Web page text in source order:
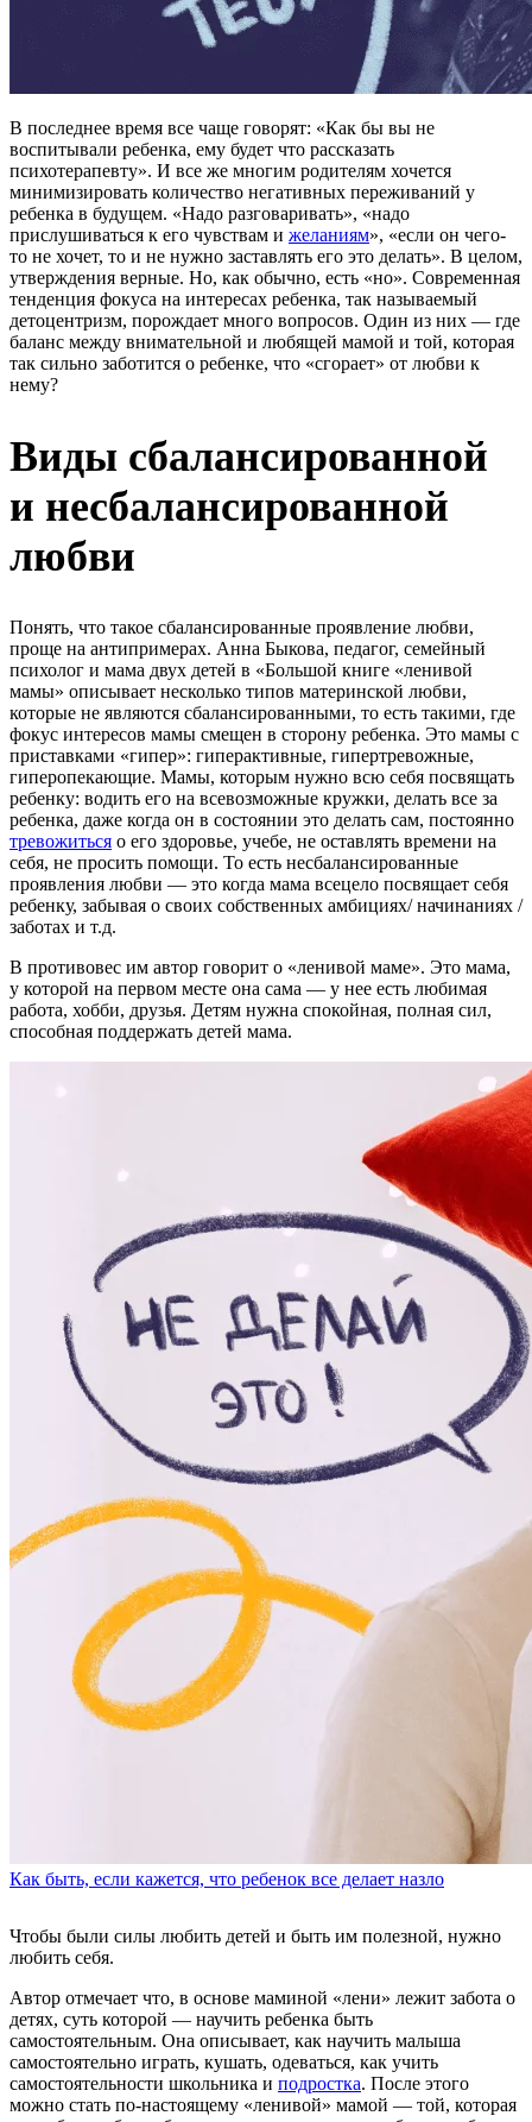
В последнее время все чаще говорят: «Как бы вы не
воспитывали ребенка, ему будет что рассказать
психотерапевту». И все же многим родителям хочется
минимизировать количество негативных переживаний у
ребенка в будущем. «Надо разговаривать», «надо
прислушиваться к его чувствам и желаниям», «если он чего-
то не хочет, то и не нужно заставлять его это делать». В целом,
утверждения верные. Но, как обычно, есть «но». Современная
тенденция фокуса на интересах ребенка, так называемый
детоцентризм, порождает много вопросов. Один из них — где
баланс между внимательной и любящей мамой и той, которая
так сильно заботится о ребенке, что «сгорает» от любви к
нему?
Виды сбалансированной
и несбалансированной
любви
Понять, что такое сбалансированные проявление любви,
проще на антипримерах. Анна Быкова, педагог, семейный
психолог и мама двух детей в «Большой книге «ленивой
мамы» описывает несколько типов материнской любви,
которые не являются сбалансированными, то есть такими, где
фокус интересов мамы смещен в сторону ребенка. Это мамы с
приставками «гипер»: гиперактивные, гипертревожные,
гиперопекающие. Мамы, которым нужно всю себя посвящать
ребенку: водить его на всевозможные кружки, делать все за
ребенка, даже когда он в состоянии это делать сам, постоянно
тревожиться о его здоровье, учебе, не оставлять времени на
себя, не просить помощи. То есть несбалансированные
проявления любви — это когда мама всецело посвящает себя
ребенку, забывая о своих собственных амбициях/ начинаниях /
заботах и т.д.
В противовес им автор говорит о «ленивой маме». Это мама,
у которой на первом месте она сама — у нее есть любимая
работа, хобби, друзья. Детям нужна спокойная, полная сил,
способная поддержать детей мама.
Как быть, если кажется, что ребенок все делает назло
Чтобы были силы любить детей и быть им полезной, нужно
любить себя.
Автор отмечает что, в основе маминой «лени» лежит забота о
детях, суть которой — научить ребенка быть
самостоятельным. Она описывает, как научить малыша
самостоятельно играть, кушать, одеваться, как учить
самостоятельности школьника и подростка. После этого
можно стать по-настоящему «ленивой» мамой — той, которая